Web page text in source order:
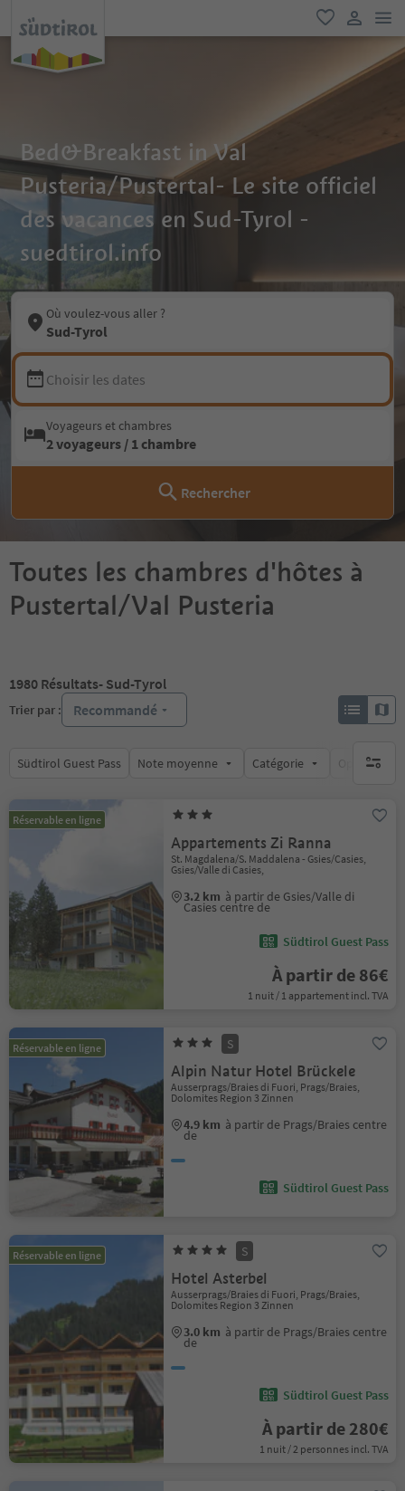
favori
lien
Bed&Breakfast in Val
Pusteria/Pustertal- Le site officiel
des vacances en Sud-Tyrol -
suedtirol.info
Où voulez-vous aller ?
Sud-Tyrol
Choisir les dates
Voyageurs et chambres
2 voyageurs / 1 chambre
Rechercher
Toutes les chambres d'hôtes à
Pustertal/Val Pusteria
1980 Résultats- Sud-Tyrol
Trier par : Recommandé
Südtirol Guest Pass Note moyenne Catégorie Options de
aucun
Réservable en ligne
Appartements Zi Ranna
St. Magdalena/S. Maddalena - Gsies/Casies,
Gsies/Valle di Casies,
3.2 km à partir de Gsies/Valle di
Casies centre de
Südtirol Guest Pass
À partir de 86€
1 nuit / 1 appartement incl. TVA
Réservable en ligne S
Alpin Natur Hotel Brückele
Ausserprags/Braies di Fuori, Prags/Braies,
Dolomites Region 3 Zinnen
4.9 km à partir de Prags/Braies centre
de
Südtirol Guest Pass
Réservable en ligne S
Hotel Asterbel
Ausserprags/Braies di Fuori, Prags/Braies,
Dolomites Region 3 Zinnen
3.0 km à partir de Prags/Braies centre
de
Südtirol Guest Pass
À partir de 280€
1 nuit / 2 personnes incl. TVA